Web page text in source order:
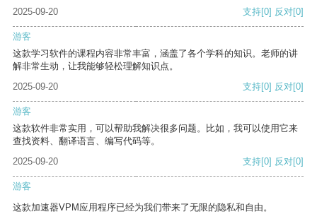
2025-09-20
支持[0] 反对[0]
游客
这款学习软件的课程内容非常丰富，涵盖了各个学科的知识。老师的讲
解非常生动，让我能够轻松理解知识点。
2025-09-20
支持[0] 反对[0]
游客
这款软件非常实用，可以帮助我解决很多问题。比如，我可以使用它来
查找资料、翻译语言、编写代码等。
2025-09-20
支持[0] 反对[0]
游客
这款加速器VPM应用程序已经为我们带来了无限的隐私和自由。